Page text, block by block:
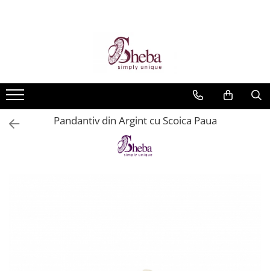
Pandantiv din Argint cu Scoica Paua